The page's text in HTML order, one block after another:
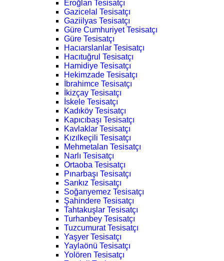
Eroğlan Tesisatçı
Gazicelal Tesisatçı
Gaziilyas Tesisatçı
Güre Cumhuriyet Tesisatçı
Güre Tesisatçı
Hacıarslanlar Tesisatçı
Hacıtuğrul Tesisatçı
Hamidiye Tesisatçı
Hekimzade Tesisatçı
İbrahimce Tesisatçı
İkizçay Tesisatçı
İskele Tesisatçı
Kadıköy Tesisatçı
Kapıcıbaşı Tesisatçı
Kavlaklar Tesisatçı
Kızılkeçili Tesisatçı
Mehmetalan Tesisatçı
Narlı Tesisatçı
Ortaoba Tesisatçı
Pınarbaşı Tesisatçı
Sarıkız Tesisatçı
Soğanyemez Tesisatçı
Şahindere Tesisatçı
Tahtakuşlar Tesisatçı
Turhanbey Tesisatçı
Tuzcumurat Tesisatçı
Yaşyer Tesisatçı
Yaylaönü Tesisatçı
Yolören Tesisatçı